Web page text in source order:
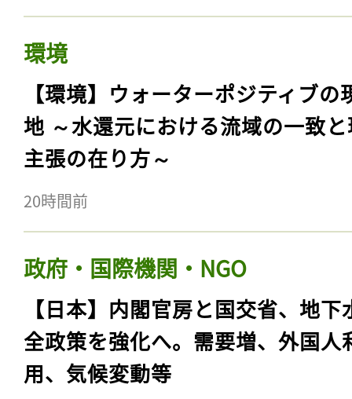
環境
【環境】ウォーターポジティブの
地 ～水還元における流域の一致
主張の在り方～
20時間前
政府・国際機関・NGO
【日本】内閣官房と国交省、地下
全政策を強化へ。需要増、外国人
用、気候変動等